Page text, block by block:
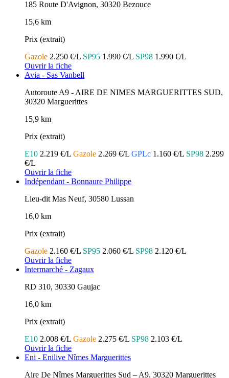
185 Route D'Avignon, 30320 Bezouce
15,6 km
Prix (extrait)
Gazole 2.250 €/L SP95 1.990 €/L SP98 1.990 €/L
Ouvrir la fiche
Avia - Sas Vanbell
Autoroute A9 - AIRE DE NIMES MARGUERITTES SUD,
30320 Marguerittes
15,9 km
Prix (extrait)
E10 2.219 €/L Gazole 2.269 €/L GPLc 1.160 €/L SP98 2.299
€/L
Ouvrir la fiche
Indépendant - Bonnaure Philippe
Lieu-dit Mas Neuf, 30580 Lussan
16,0 km
Prix (extrait)
Gazole 2.160 €/L SP95 2.060 €/L SP98 2.120 €/L
Ouvrir la fiche
Intermarché - Zagaux
RD 310, 30330 Gaujac
16,0 km
Prix (extrait)
E10 2.008 €/L Gazole 2.275 €/L SP98 2.103 €/L
Ouvrir la fiche
Eni - Enilive Nîmes Marguerittes
Aire De Nîmes Marguerittes Sud – A9, 30320 Marguerittes